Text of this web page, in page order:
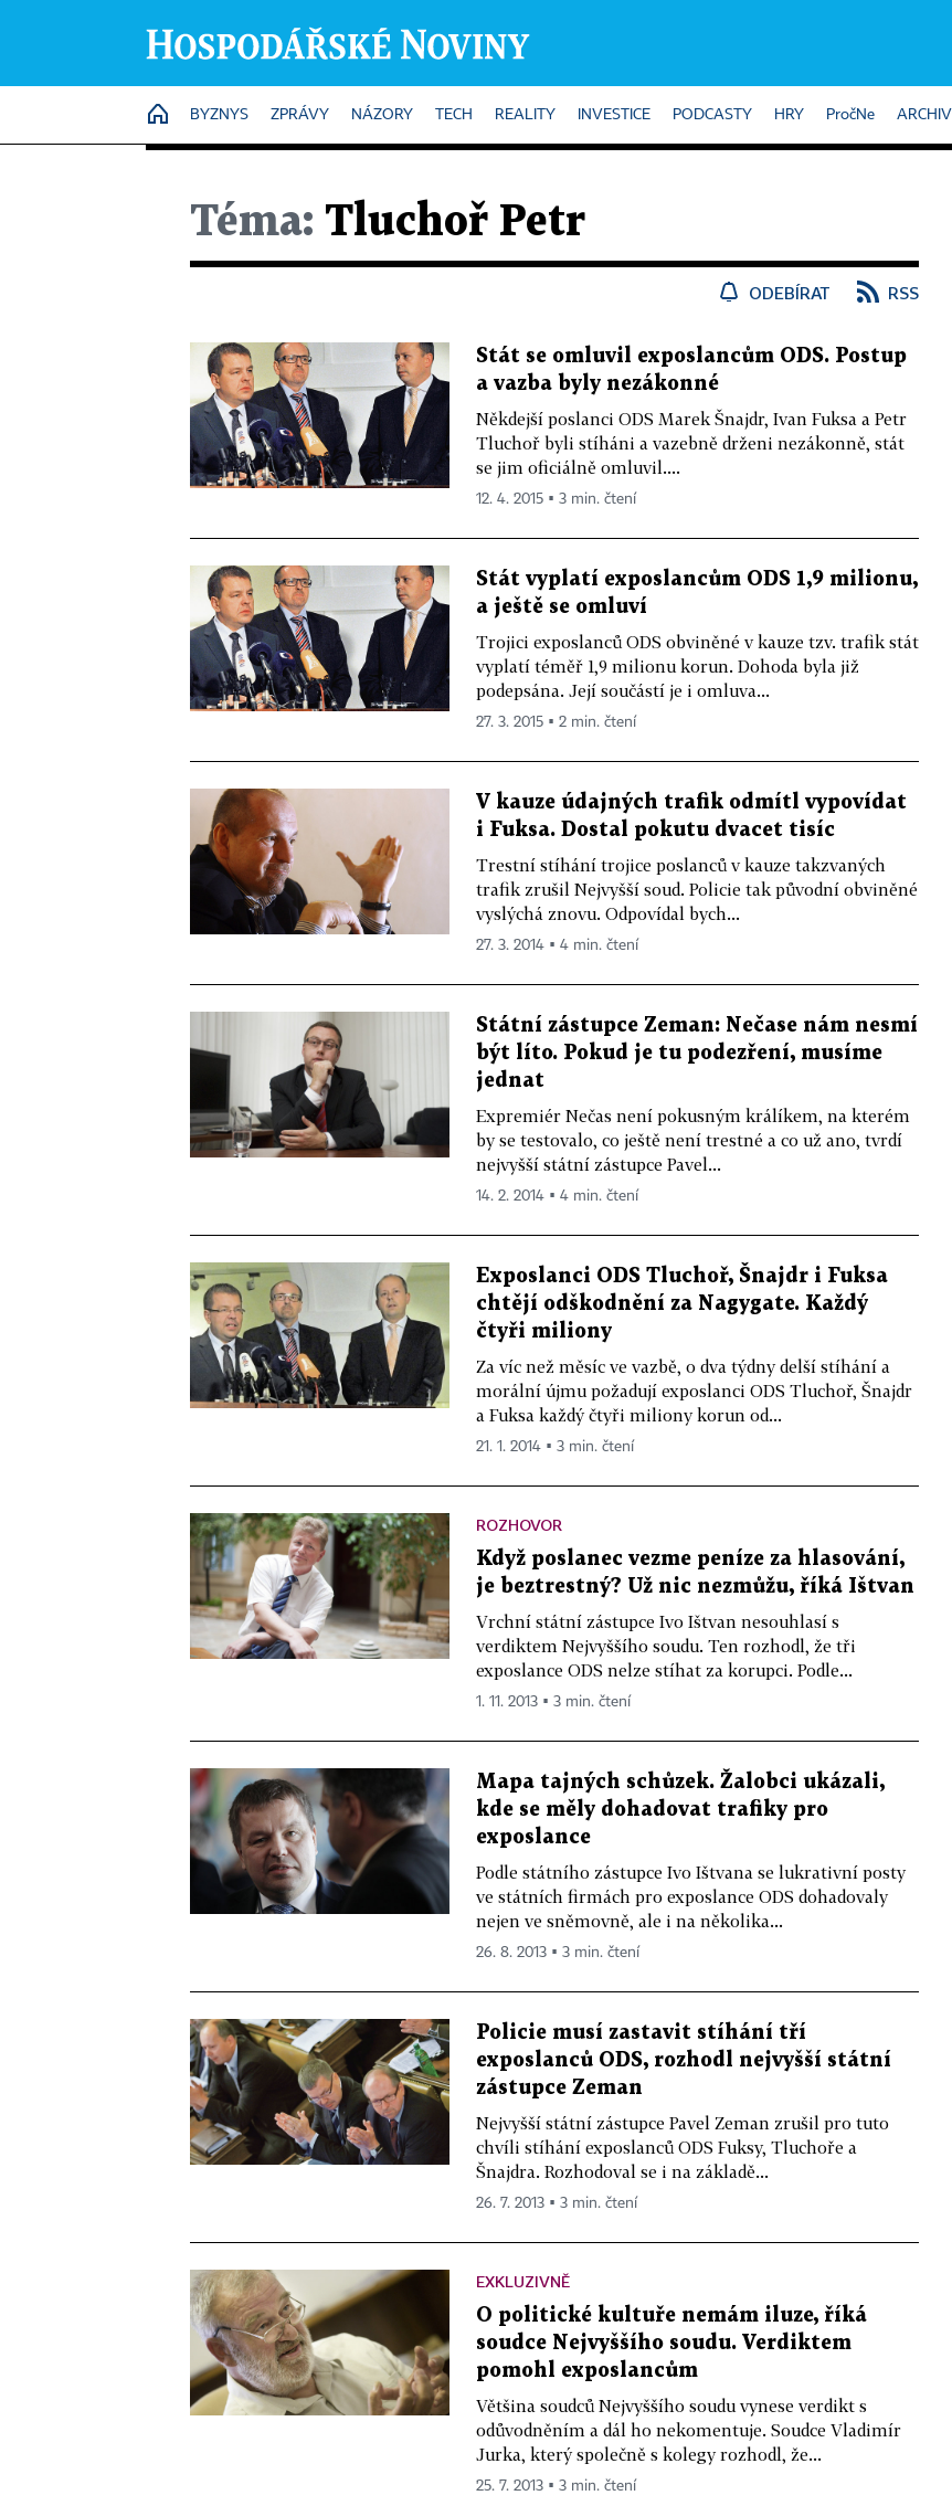
HOME
BYZNYS ZPRÁVY NÁZORY TECH REALITY INVESTICE PODCASTY HRY PročNe ARCHIV
Téma: Tluchoř Petr
ODEBÍRAT RSS
Stát se omluvil exposlancům ODS. Postup
a vazba byly nezákonné
Někdejší poslanci ODS Marek Šnajdr, Ivan Fuksa a Petr
Tluchoř byli stíháni a vazebně drženi nezákonně, stát
se jim oficiálně omluvil....
12. 4. 2015 ▪ 3 min. čtení
Stát vyplatí exposlancům ODS 1,9 milionu,
a ještě se omluví
Trojici exposlanců ODS obviněné v kauze tzv. trafik stát
vyplatí téměř 1,9 milionu korun. Dohoda byla již
podepsána. Její součástí je i omluva...
27. 3. 2015 ▪ 2 min. čtení
V kauze údajných trafik odmítl vypovídat
i Fuksa. Dostal pokutu dvacet tisíc
Trestní stíhání trojice poslanců v kauze takzvaných
trafik zrušil Nejvyšší soud. Policie tak původní obviněné
vyslýchá znovu. Odpovídal bych...
27. 3. 2014 ▪ 4 min. čtení
Státní zástupce Zeman: Nečase nám nesmí
být líto. Pokud je tu podezření, musíme
jednat
Expremiér Nečas není pokusným králíkem, na kterém
by se testovalo, co ještě není trestné a co už ano, tvrdí
nejvyšší státní zástupce Pavel...
14. 2. 2014 ▪ 4 min. čtení
Exposlanci ODS Tluchoř, Šnajdr i Fuksa
chtějí odškodnění za Nagygate. Každý
čtyři miliony
Za víc než měsíc ve vazbě, o dva týdny delší stíhání a
morální újmu požadují exposlanci ODS Tluchoř, Šnajdr
a Fuksa každý čtyři miliony korun od...
21. 1. 2014 ▪ 3 min. čtení
ROZHOVOR
Když poslanec vezme peníze za hlasování,
je beztrestný? Už nic nezmůžu, říká Ištvan
Vrchní státní zástupce Ivo Ištvan nesouhlasí s
verdiktem Nejvyššího soudu. Ten rozhodl, že tři
exposlance ODS nelze stíhat za korupci. Podle...
1. 11. 2013 ▪ 3 min. čtení
Mapa tajných schůzek. Žalobci ukázali,
kde se měly dohadovat trafiky pro
exposlance
Podle státního zástupce Ivo Ištvana se lukrativní posty
ve státních firmách pro exposlance ODS dohadovaly
nejen ve sněmovně, ale i na několika...
26. 8. 2013 ▪ 3 min. čtení
Policie musí zastavit stíhání tří
exposlanců ODS, rozhodl nejvyšší státní
zástupce Zeman
Nejvyšší státní zástupce Pavel Zeman zrušil pro tuto
chvíli stíhání exposlanců ODS Fuksy, Tluchoře a
Šnajdra. Rozhodoval se i na základě...
26. 7. 2013 ▪ 3 min. čtení
EXKLUZIVNĚ
O politické kultuře nemám iluze, říká
soudce Nejvyššího soudu. Verdiktem
pomohl exposlancům
Většina soudců Nejvyššího soudu vynese verdikt s
odůvodněním a dál ho nekomentuje. Soudce Vladimír
Jurka, který společně s kolegy rozhodl, že...
25. 7. 2013 ▪ 3 min. čtení